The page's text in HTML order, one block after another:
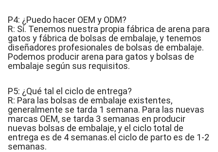
P4: ¿Puedo hacer OEM y ODM?
R: Sí. Tenemos nuestra propia fábrica de arena para
gatos y fábrica de bolsas de embalaje, y tenemos
diseñadores profesionales de bolsas de embalaje.
Podemos producir arena para gatos y bolsas de
embalaje según sus requisitos.
P5: ¿Qué tal el ciclo de entrega?
R: Para las bolsas de embalaje existentes,
generalmente se tarda 1 semana. Para las nuevas
marcas OEM, se tarda 3 semanas en producir
nuevas bolsas de embalaje, y el ciclo total de
entrega es de 4 semanas.el ciclo de parto es de 1-2
semanas.